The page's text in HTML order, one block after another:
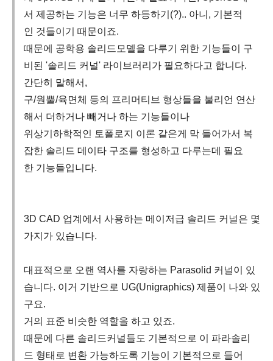
서 제공하는 기능은 너무 하등하기(?).. 아니, 기본적
인 것들이기 때문이죠.
때문에 공학용 솔리드모델을 다루기 위한 기능들이 구
비된 '솔리드 커널' 라이브러리가 필요하다고 합니다.
간단히 말해서,
구/원뿔/육면체 등의 프리머티브 형상들을 불리언 연산
해서 더하거나 빼거나 하는 기능들이나
위상기하학적인 토폴로지 이론 같은게 막 들어가서 복
잡한 솔리드 데이타 구조를 형성하고 다루는데 필요
한 기능들입니다.
3D CAD 업계에서 사용하는 메이저급 솔리드 커널은 몇
가지가 있습니다.
대표적으로 오랜 역사를 자랑하는 Parasolid 커널이 있
습니다. 이거 기반으로 UG(Unigraphics) 제품이 나와 있
구요.
거의 표준 비슷한 역할을 하고 있죠.
때문에 다른 솔리드커널들도 기본적으로 이 파라솔리
드 형태로 변환 가능하도록 기능이 기본적으로 들어